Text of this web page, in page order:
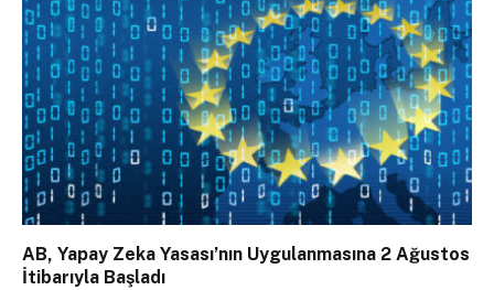
AB, Yapay Zeka Yasası’nın Uygulanmasına 2 Ağustos
İtibarıyla Başladı